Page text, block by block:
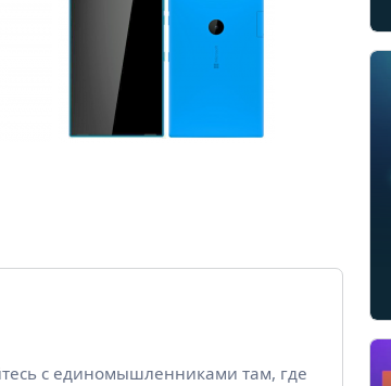
с единомышленниками там, где